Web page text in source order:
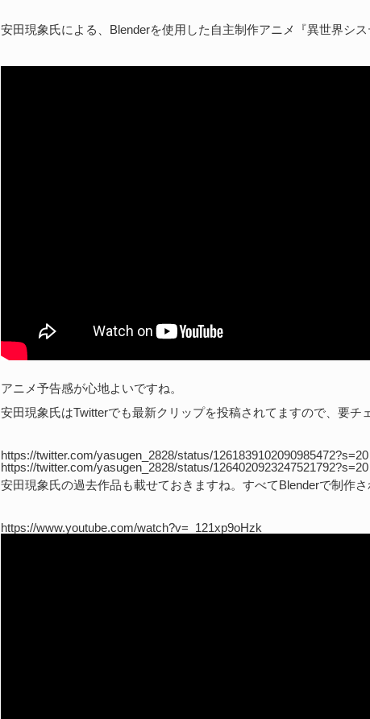
安田現象氏による、Blenderを使用した自主制作アニメ『異世界シス
アニメ予告感が心地よいですね。
安田現象氏はTwitterでも最新クリップを投稿されてますので、要チ
https://twitter.com/yasugen_2828/status/1261839102090985472?s=20
https://twitter.com/yasugen_2828/status/1264020923247521792?s=20
安田現象氏の過去作品も載せておきますね。すべてBlenderで制作さ
https://www.youtube.com/watch?v=_121xp9oHzk